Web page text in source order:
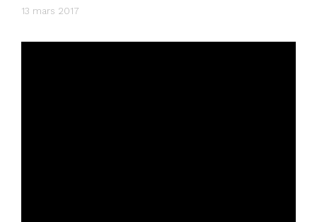
13 mars 2017